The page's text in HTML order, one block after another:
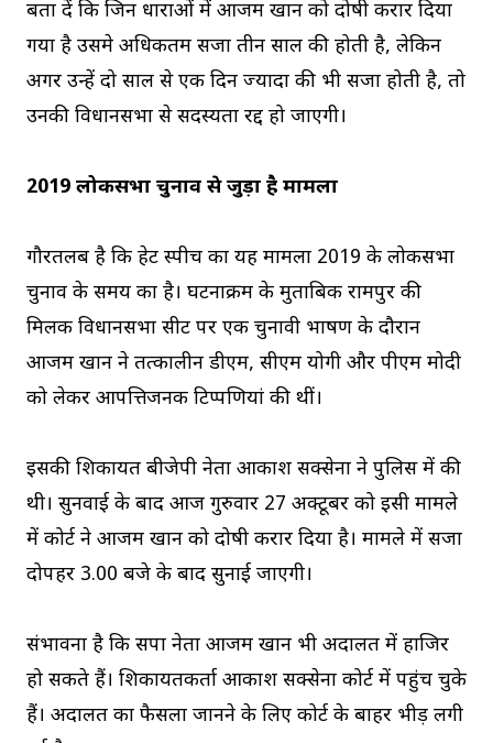
बता दें कि जिन धाराओं में आजम खान को दोषी करार दिया
गया है उसमे अधिकतम सजा तीन साल की होती है, लेकिन
अगर उन्हें दो साल से एक दिन ज्यादा की भी सजा होती है, तो
उनकी विधानसभा से सदस्यता रद्द हो जाएगी।
2019 लोकसभा चुनाव से जुड़ा है मामला
गौरतलब है कि हेट स्पीच का यह मामला 2019 के लोकसभा
चुनाव के समय का है। घटनाक्रम के मुताबिक रामपुर की
मिलक विधानसभा सीट पर एक चुनावी भाषण के दौरान
आजम खान ने तत्कालीन डीएम, सीएम योगी और पीएम मोदी
को लेकर आपत्तिजनक टिप्पणियां की थीं।
इसकी शिकायत बीजेपी नेता आकाश सक्सेना ने पुलिस में की
थी। सुनवाई के बाद आज गुरुवार 27 अक्टूबर को इसी मामले
में कोर्ट ने आजम खान को दोषी करार दिया है। मामले में सजा
दोपहर 3.00 बजे के बाद सुनाई जाएगी।
संभावना है कि सपा नेता आजम खान भी अदालत में हाजिर
हो सकते हैं। शिकायतकर्ता आकाश सक्सेना कोर्ट में पहुंच चुके
हैं। अदालत का फैसला जानने के लिए कोर्ट के बाहर भीड़ लगी